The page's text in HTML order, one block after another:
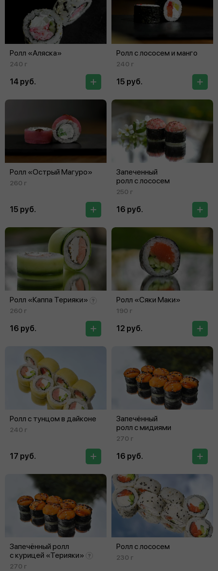
Ролл «Аляска»
240 г
14 руб.
Ролл с лососем и манго
240 г
15 руб.
Ролл «Острый Магуро»
260 г
15 руб.
Запеченный
ролл с лососем
250 г
16 руб.
Ролл «Каппа Терияки»
260 г
16 руб.
Ролл «Сяки Маки»
190 г
12 руб.
Ролл с тунцом в дайконе
240 г
17 руб.
Запечённый
ролл с мидиями
270 г
16 руб.
Запечённый ролл
с курицей «Терияки»
270 г
Ролл с лососем
230 г